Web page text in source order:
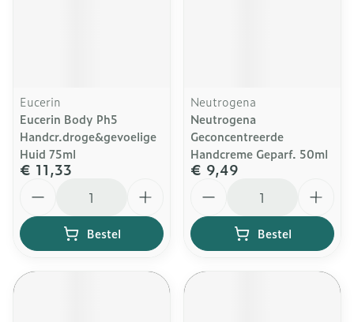
Eucerin
Eucerin Body Ph5
Handcr.droge&gevoelige
Huid 75ml
€ 11,33
Bestel
Neutrogena
Neutrogena
Geconcentreerde
Handcreme Geparf. 50ml
€ 9,49
Bestel